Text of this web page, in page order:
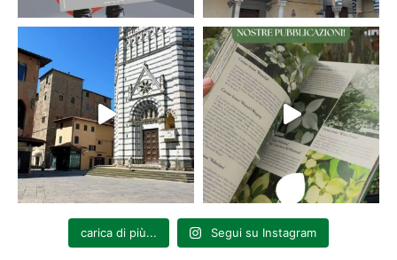
carica di più... Segui su Instagram